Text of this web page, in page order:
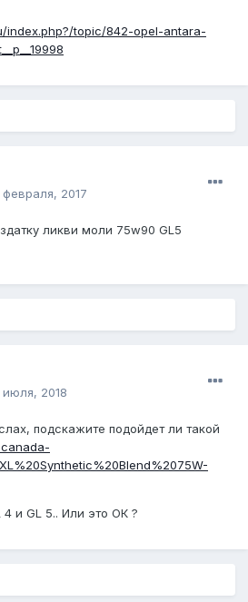
index.php?/topic/842-opel-antara-
февраля, 2017
ликви моли 75w90 GL5
июля, 2018
подскажите подойдет ли такой
и GL 5.. Или это ОК ?